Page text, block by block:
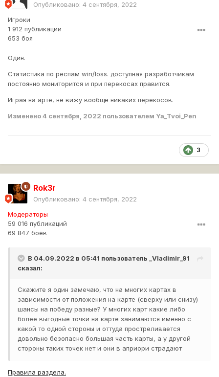
Опубликовано: 4 сентября, 2022
Игроки
1 912 публикации
653 боя
Один.
Статистика по респам win/loss. доступная разработчикам
постоянно мониторится и при перекосах правится.
Играя на арте, не вижу вообще никаких перекосов.
Изменено4 сентября, 2022 пользователем Ya_Tvoi_Pen
3
Rok3r
Опубликовано: 4 сентября, 2022
Модераторы
59 016 публикаций
69 847 боёв
В 04.09.2022 в 05:41 пользователь _Vladimir_91
сказал:
Скажите я один замечаю, что на многих картах в
зависимости от положения на карте (сверху или снизу)
шансы на победу разные? У многих карт какие либо
более выгодные точки на карте занимаются именно с
какой то одной стороны и оттуда простреливается
довольно безопасно большая часть карты, а у другой
стороны таких точек нет и они в априори страдают
Правила раздела.